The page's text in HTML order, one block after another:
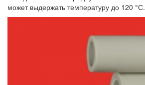
может выдержать температуру до 120 °С.